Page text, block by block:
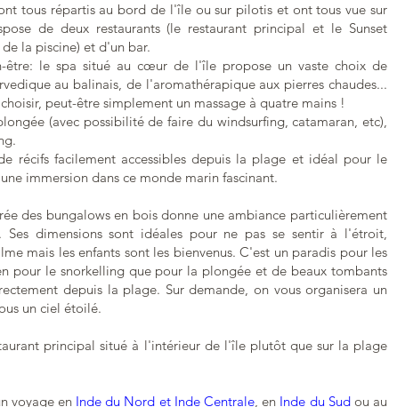
tous répartis au bord de l'île ou sur pilotis et ont tous vue sur
de deux restaurants (le restaurant principal et le Sunset
la piscine) et d'un bar.
être: le spa situé au cœur de l'île propose un vaste choix de
au balinais, de l'aromathérapique aux pierres chaudes...
peut-être simplement un massage à quatre mains !
(avec possibilité de faire du windsurfing, catamaran, etc),
récifs facilement accessibles depuis la plage et idéal pour le
immersion dans ce monde marin fascinant.
des bungalows en bois donne une ambiance particulièrement
Ses dimensions sont idéales pour ne pas se sentir à l'étroit,
mais les enfants sont les bienvenus. C'est un paradis pour les
pour le snorkelling que pour la plongée et de beaux tombants
depuis la plage. Sur demande, on vous organisera un
un ciel étoilé.
principal situé à l'intérieur de l'île plutôt que sur la plage
voyage en Inde du Nord et Inde Centrale, en Inde du Sudou au